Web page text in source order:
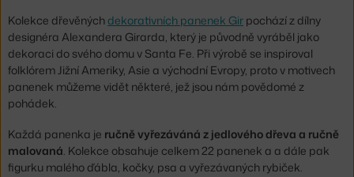
Kolekce dřevěných dekorativních panenek Gir pochází z dílny
designéra Alexandera Girarda, který je původně vyráběl jako
dekoraci do svého domu v Santa Fe. Při výrobě se inspiroval
folklórem Jižní Ameriky, Asie a východní Evropy, proto v motivech
panenek můžeme vidět některé, jež jsou nám povědomé z
pohádek.
Každá panenka je ručně vyřezáváná z jedlového dřeva a ručně
malovaná. Kolekce obsahuje celkem 22 panenek a a dále pak
figurku malého ďábla, kočky, psa a vyřezávaných rybiček.